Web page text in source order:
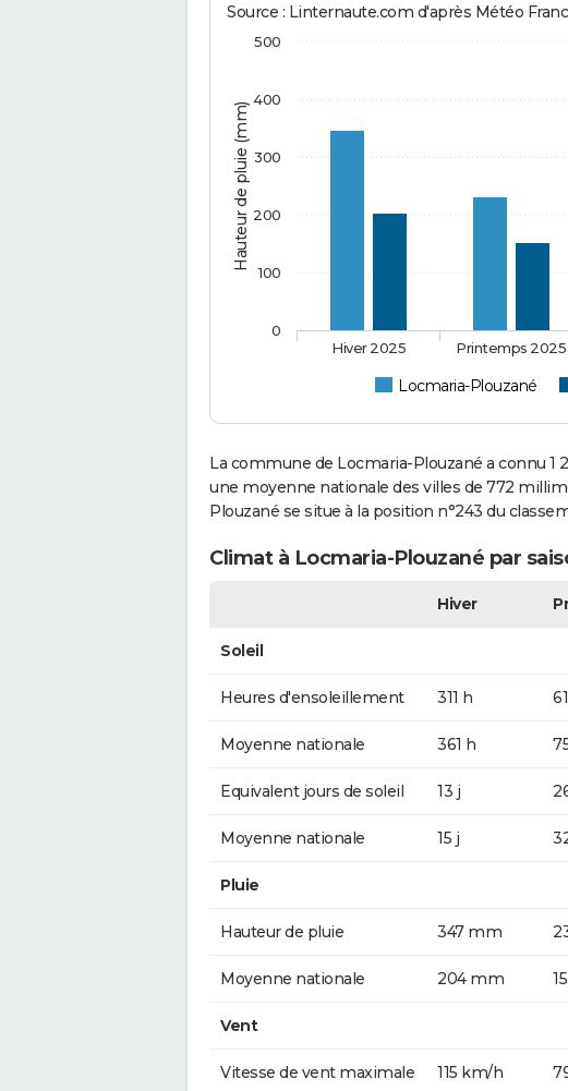
Hauteur de pluie (mm)
Source : Linternaute.com d'après Météo
Locmaria-Plouzané
Hiver 2025 Printemps 2025
0
100
200
300
400
500
La commune de Locmaria-Plouzané a connu
une moyenne nationale des villes de 772
Plouzané se situe à la position n°243 du
Climat à Locmaria-Plouzané par
Hiver
Soleil
Heures d'ensoleillement 311 h
Moyenne nationale 361 h
Equivalent jours de soleil 13 j
Moyenne nationale 15 j
Pluie
Hauteur de pluie 347 mm
Moyenne nationale 204 mm
Vent
Vitesse de vent maximale 115 km/h